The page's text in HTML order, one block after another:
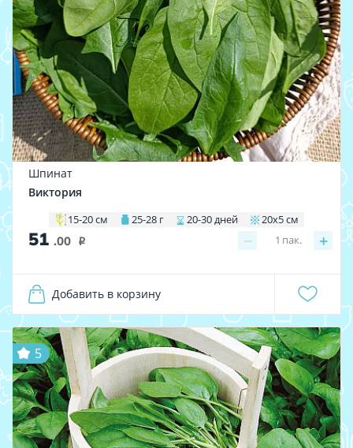
Шпинат
Виктория
15-20 см 25-28 г 20-30 дней 20х5 см
51 .00 i − +
1 пак.
Добавить в корзину
5